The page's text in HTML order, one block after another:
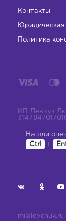
Контакты
Политика
ИП Левчук
Нашли
Ctrl
+